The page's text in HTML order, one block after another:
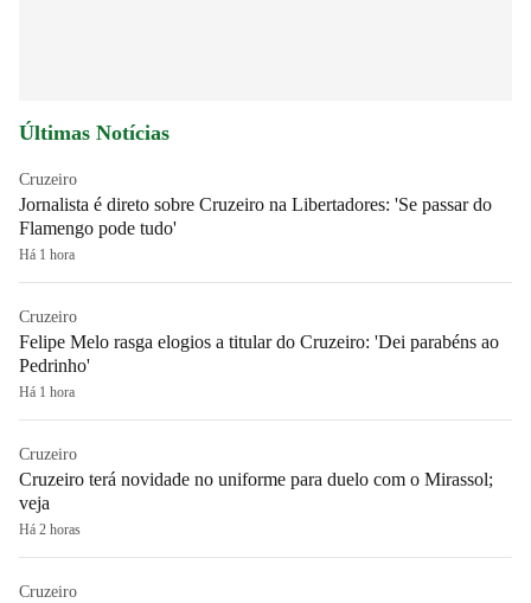
Últimas Notícias
Cruzeiro
Jornalista é direto sobre Cruzeiro na Libertadores: 'Se passar do
Flamengo pode tudo'
Há 1 hora
Cruzeiro
Felipe Melo rasga elogios a titular do Cruzeiro: 'Dei parabéns ao
Pedrinho'
Há 1 hora
Cruzeiro
Cruzeiro terá novidade no uniforme para duelo com o Mirassol;
veja
Há 2 horas
Cruzeiro